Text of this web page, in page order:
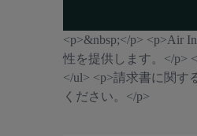
<p>&nbsp;</p> <p>Air
性を提供します。</p>
</ul> <p>請求書に関す
ください。</p>